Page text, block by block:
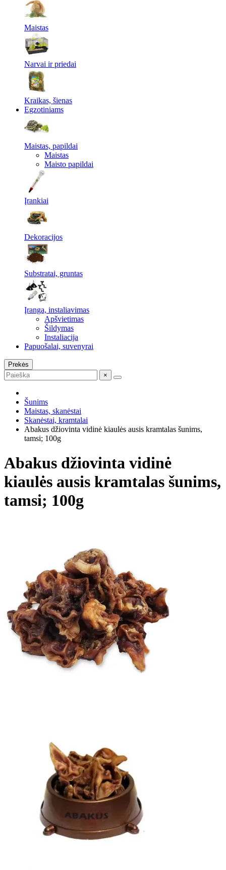
Maistas
Narvai ir priedai
Kraikas, šienas
Egzotiniams
Maistas, papildai
Maistas
Maisto papildai
Įrankiai
Dekoracijos
Substratai, gruntas
Įranga, instaliavimas
Apšvietimas
Šildymas
Instaliacija
Papuošalai, suvenyrai
Prekės
×
Šunims
Maistas, skanėstai
Skanėstai, kramtalai
Abakus džiovinta vidinė kiaulės ausis kramtalas šunims,
tamsi; 100g
Abakus džiovinta vidinė
kiaulės ausis kramtalas šunims,
tamsi; 100g